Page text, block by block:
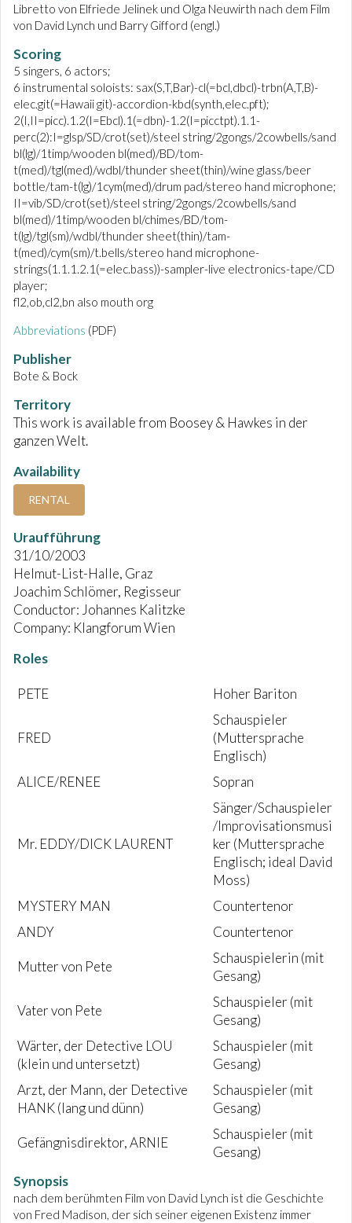
Libretto von Elfriede Jelinek und Olga Neuwirth nach dem Film
von David Lynch und Barry Gifford (engl.)
Scoring
5 singers, 6 actors;
6 instrumental soloists: sax(S,T,Bar)-cl(=bcl,dbcl)-trbn(A,T,B)-
elec.git(=Hawaii git)-accordion-kbd(synth,elec.pft);
2(I,II=picc).1.2(I=Ebcl).1(=dbn)-1.2(I=picctpt).1.1-
perc(2):I=glsp/SD/crot(set)/steel string/2gongs/2cowbells/sand
bl(lg)/1timp/wooden bl(med)/BD/tom-
t(med)/tgl(med)/wdbl/thunder sheet(thin)/wine glass/beer
bottle/tam-t(lg)/1cym(med)/drum pad/stereo hand microphone;
II=vib/SD/crot(set)/steel string/2gongs/2cowbells/sand
bl(med)/1timp/wooden bl/chimes/BD/tom-
t(lg)/tgl(sm)/wdbl/thunder sheet(thin)/tam-
t(med)/cym(sm)/t.bells/stereo hand microphone-
strings(1.1.1.2.1(=elec.bass))-sampler-live electronics-tape/CD
player;
fl2,ob,cl2,bn also mouth org
Abbreviations (PDF)
Publisher
Bote & Bock
Territory
This work is available from Boosey & Hawkes in der
ganzen Welt.
Availability
RENTAL
Uraufführung
31/10/2003
Helmut-List-Halle, Graz
Joachim Schlömer, Regisseur
Conductor: Johannes Kalitzke
Company: Klangforum Wien
Roles
PETE Hoher Bariton
FRED
Schauspieler
(Muttersprache
Englisch)
ALICE/RENEE
Sopran
Mr. EDDY/DICK LAURENT
Sänger/Schauspieler
/Improvisationsmusi
ker (Muttersprache
Englisch; ideal David
Moss)
MYSTERY MAN
Countertenor
ANDY
Countertenor
Mutter von Pete
Schauspielerin (mit
Gesang)
Vater von Pete
Schauspieler (mit
Gesang)
Wärter, der Detective LOU
(klein und untersetzt)
Schauspieler (mit
Gesang)
Arzt, der Mann, der Detective
HANK (lang und dünn)
Schauspieler (mit
Gesang)
Gefängnisdirektor, ARNIE
Schauspieler (mit
Gesang)
Synopsis
nach dem berühmten Film von David Lynch ist die Geschichte
von Fred Madison, der sich seiner eigenen Existenz immer